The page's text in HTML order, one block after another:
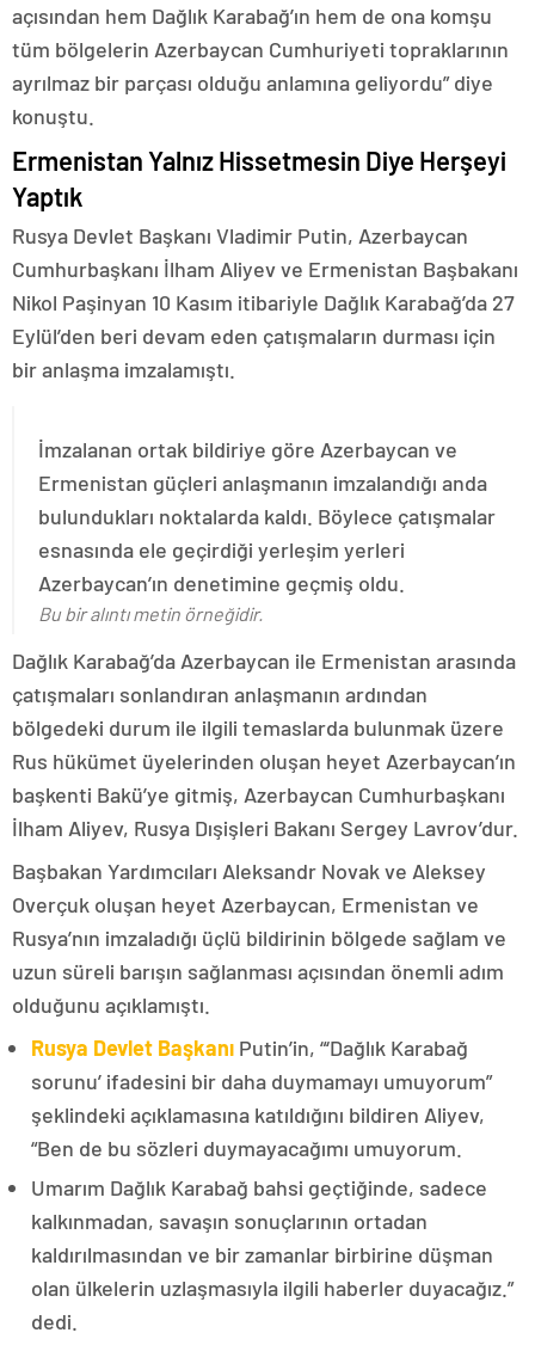
açısından hem Dağlık Karabağ’ın hem de ona komşu
tüm bölgelerin Azerbaycan Cumhuriyeti topraklarının
ayrılmaz bir parçası olduğu anlamına geliyordu” diye
konuştu.
Ermenistan Yalnız Hissetmesin Diye Herşeyi
Yaptık
Rusya Devlet Başkanı Vladimir Putin, Azerbaycan
Cumhurbaşkanı İlham Aliyev ve Ermenistan Başbakanı
Nikol Paşinyan 10 Kasım itibariyle Dağlık Karabağ’da 27
Eylül’den beri devam eden çatışmaların durması için
bir anlaşma imzalamıştı.
İmzalanan ortak bildiriye göre Azerbaycan ve
Ermenistan güçleri anlaşmanın imzalandığı anda
bulundukları noktalarda kaldı. Böylece çatışmalar
esnasında ele geçirdiği yerleşim yerleri
Azerbaycan’ın denetimine geçmiş oldu.
Bu bir alıntı metin örneğidir.
Dağlık Karabağ’da Azerbaycan ile Ermenistan arasında
çatışmaları sonlandıran anlaşmanın ardından
bölgedeki durum ile ilgili temaslarda bulunmak üzere
Rus hükümet üyelerinden oluşan heyet Azerbaycan’ın
başkenti Bakü’ye gitmiş, Azerbaycan Cumhurbaşkanı
İlham Aliyev, Rusya Dışişleri Bakanı Sergey Lavrov’dur.
Başbakan Yardımcıları Aleksandr Novak ve Aleksey
Overçuk oluşan heyet Azerbaycan, Ermenistan ve
Rusya’nın imzaladığı üçlü bildirinin bölgede sağlam ve
uzun süreli barışın sağlanması açısından önemli adım
olduğunu açıklamıştı.
Rusya Devlet Başkanı Putin’in, “‘Dağlık Karabağ
sorunu’ ifadesini bir daha duymamayı umuyorum”
şeklindeki açıklamasına katıldığını bildiren Aliyev,
“Ben de bu sözleri duymayacağımı umuyorum.
Umarım Dağlık Karabağ bahsi geçtiğinde, sadece
kalkınmadan, savaşın sonuçlarının ortadan
kaldırılmasından ve bir zamanlar birbirine düşman
olan ülkelerin uzlaşmasıyla ilgili haberler duyacağız.”
dedi.